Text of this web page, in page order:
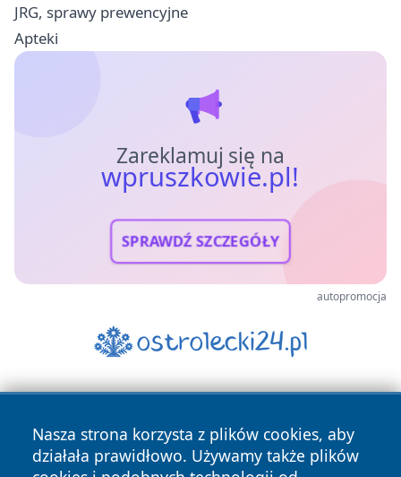
JRG, sprawy prewencyjne
Apteki
Zareklamuj się na
wpruszkowie.pl!
SPRAWDŹ SZCZEGÓŁY
autopromocja
Nasza strona korzysta z plików cookies, aby
działała prawidłowo. Używamy także plików